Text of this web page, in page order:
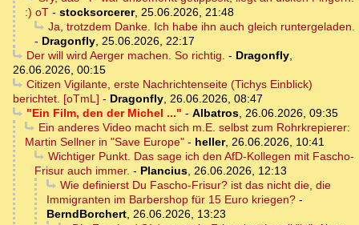
:) oT - stocksorcerer, 25.06.2026, 21:48
Ja, trotzdem Danke. Ich habe ihn auch gleich runtergeladen.
- Dragonfly, 25.06.2026, 22:17
Der will wird Aerger machen. So richtig. - Dragonfly,
26.06.2026, 00:15
Citizen Vigilante, erste Nachrichtenseite (Tichys Einblick)
berichtet. [oTmL] - Dragonfly, 26.06.2026, 08:47
"Ein Film, den der Michel ..." - Albatros, 26.06.2026, 09:35
Ein anderes Video macht sich m.E. selbst zum Rohrkrepierer:
Martin Sellner in "Save Europe" - heller, 26.06.2026, 10:41
Wichtiger Punkt. Das sage ich den AfD-Kollegen mit Fascho-
Frisur auch immer. - Plancius, 26.06.2026, 12:13
Wie definierst Du Fascho-Frisur? ist das nicht die, die
Immigranten im Barbershop für 15 Euro kriegen? -
BerndBorchert, 26.06.2026, 13:23